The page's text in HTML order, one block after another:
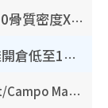
港大推賽馬會強化骨骼計劃！$100骨質密度X光檢查 完成免費運動訓練送超市禮券！附參加資格
開倉優惠 | 尖沙咀海港城名牌波鞋開倉低至1折！On鞋$899起／Joy&Peace鞋履$98起
開倉優惠｜銅鑼灣時代廣場Doughnut/Campo Marzio開倉低至1折！背囊、書包、手袋劈價$200起